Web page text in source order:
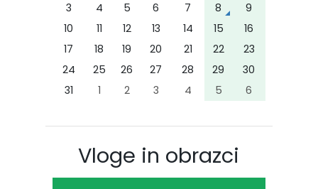
3
4 5 6 7 8
9
10
11 12 13 14 15
16
17
18 19 20 21 22
23
24
25 26 27 28 29
30
31
1 2 3 4 5 6
Vloge in obrazci